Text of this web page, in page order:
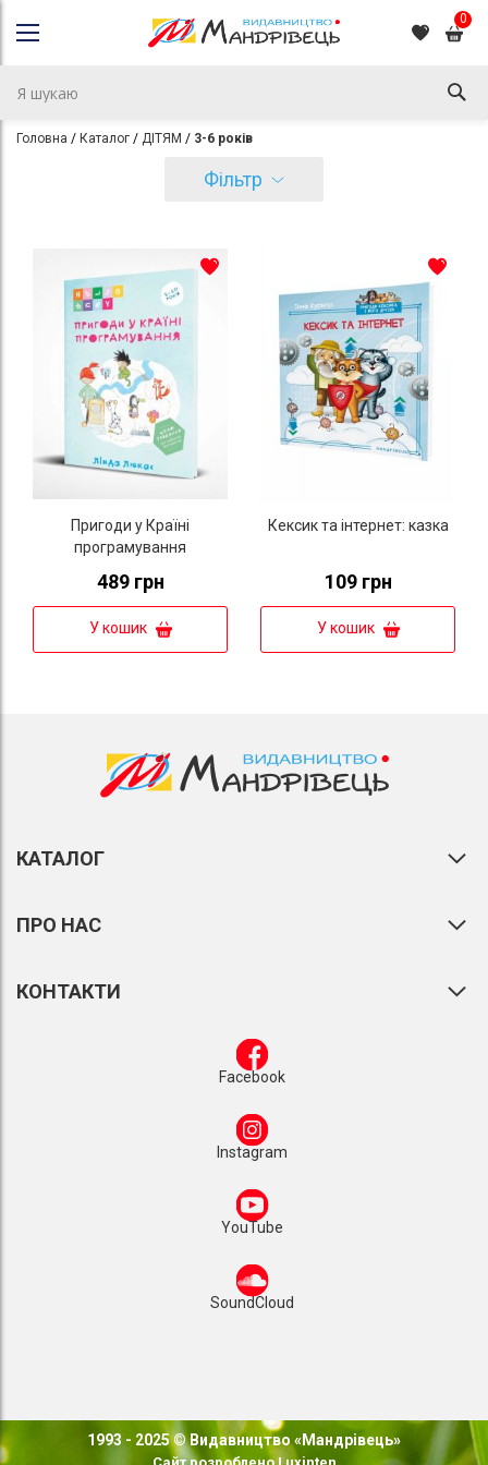
0
Головна Каталог ДІТЯМ 3-6 років
Фільтр
Пригоди у Країні
програмування
489 грн
У кошик
Кексик та інтернет: казка
109 грн
У кошик
КАТАЛОГ
ПРО НАС
КОНТАКТИ
Facebook
Instagram
YouTube
SoundCloud
1993 - 2025 © Видавництво «Мандрівець»